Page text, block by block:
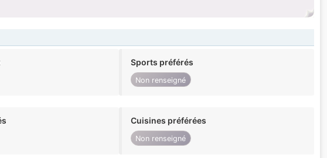
Sports préférés
Non renseigné
Cuisines préférées
Non renseigné